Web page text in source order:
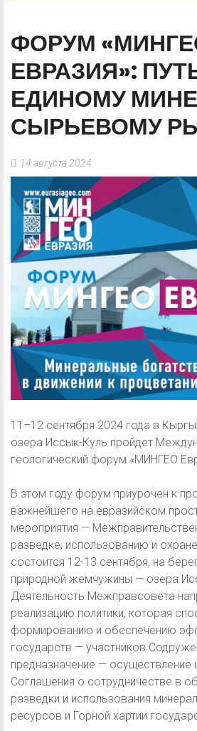
ФОРУМ
ЕВРАЗИЯ»:
ЕДИНОМУ
СЫРЬЕВОМУ
14 августа 2024
11–12 сентября 2024 года в
озера Иссык-Куль пройдет
геологический форум «МИНГЕО
В этом году форум приурочен к
важнейшего на евразийском
мероприятия —
разведке, использованию и
состоится 12-13 сентября, на
природной жемчужины — озера
Деятельность Межправсовета
реализацию политики, которая
формированию и обеспечению
государств — участников
предназначение — осуществление
Соглашения о сотрудничестве в
разведки и использования
ресурсов и Горной хартии